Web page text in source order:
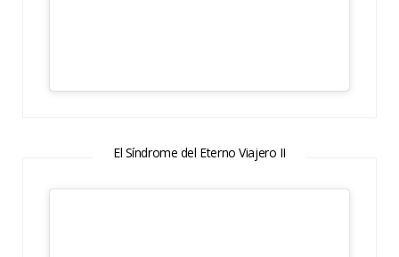
El Síndrome del Eterno Viajero II